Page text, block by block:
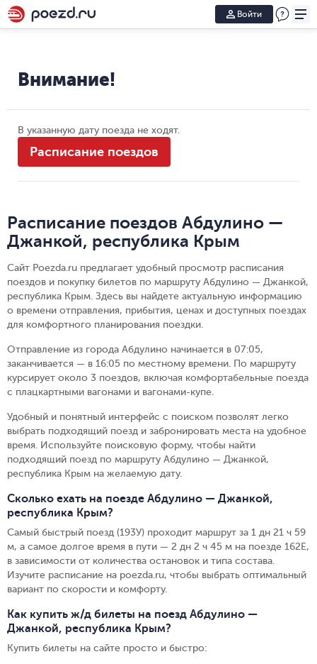
Войти
Внимание!
В указанную дату поезда не ходят.
Расписание поездов
Расписание поездов Абдулино —
Джанкой, республика Крым
Сайт Poezda.ru предлагает удобный просмотр расписания
поездов и покупку билетов по маршруту Абдулино — Джанкой,
республика Крым. Здесь вы найдете актуальную информацию
о времени отправления, прибытия, ценах и доступных поездах
для комфортного планирования поездки.
Отправление из города Абдулино начинается в 07:05,
заканчивается — в 16:05 по местному времени. По маршруту
курсирует около 3 поездов, включая комфортабельные поезда
с плацкартными вагонами и вагонами-купе.
Удобный и понятный интерфейс с поиском позволят легко
выбрать подходящий поезд и забронировать места на удобное
время. Используйте поисковую форму, чтобы найти
подходящий поезд по маршруту Абдулино — Джанкой,
республика Крым на желаемую дату.
Сколько ехать на поезде Абдулино — Джанкой,
республика Крым?
Самый быстрый поезд (193У) проходит маршрут за 1 дн 21 ч 59
м, а самое долгое время в пути — 2 дн 2 ч 45 м на поезде 162Е,
в зависимости от количества остановок и типа состава.
Изучите расписание на poezda.ru, чтобы выбрать оптимальный
вариант по скорости и комфорту.
Как купить ж/д билеты на поезд Абдулино —
Джанкой, республика Крым?
Купить билеты на сайте просто и быстро: